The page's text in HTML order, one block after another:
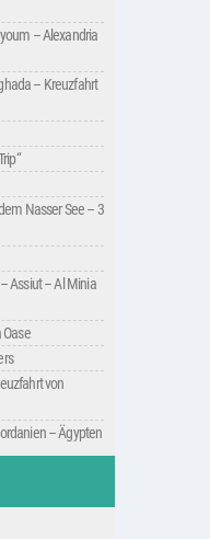
– Alexandria
– Kreuzfahrt
Nasser See – 3
Assiut – Al Minia
von
– Ägypten